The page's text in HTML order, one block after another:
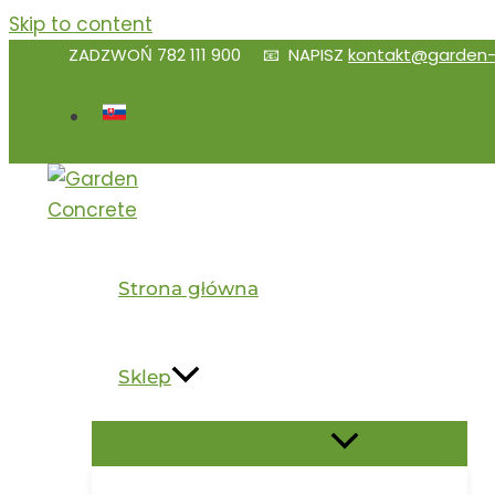
Skip to content
ZADZWOŃ 782 111 900 📧 NAPISZ
Strona główna
Sklep